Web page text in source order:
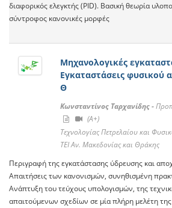
διαφορικός ελεγκτής (PID). Βασική θεωρία
σύντροφος κανονικές μορφές
Μηχανολογικές
Εγκαταστάσεις φυσικού
Θ
Κωνσταντίνος Ταρχανίδης -
(A+)
Τεχνολογίας Πετρελαίου και
ΤΕΙ Αν. Μακεδονίας και Θράκης
Περιγραφή της εγκατάστασης ύδρευσης και
Απαιτήσεις των κανονισμών, συνηθισμένη
Ανάπτυξη του τεύχους υπολογισμών, της
απαιτούμενων σχεδίων σε μία πλήρη μελέτη